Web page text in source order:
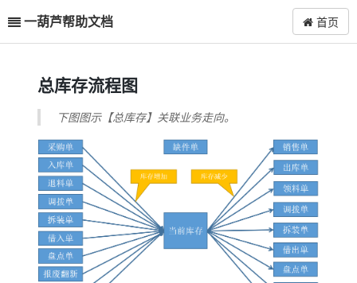
一葫芦帮助文档 首页
总库存流程图
下图图示【总库存】关联业务走向。